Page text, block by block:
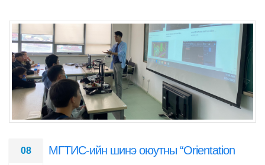
08
МГТИС-ийн шинэ оюутны “Orientation